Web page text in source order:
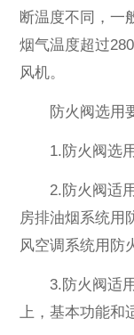
断温度不同，一
烟气温度超过
风机。
防火阀选用
1.防火阀选
2.防火阀适
房排油烟系统用
风空调系统用防
3.防火阀适
上，基本功能和